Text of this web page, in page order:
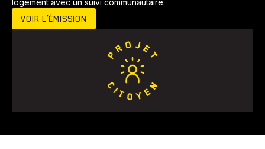
logement avec un suivi communautaire.
VOIR L’ÉMISSION